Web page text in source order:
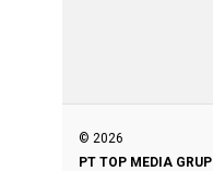
© 2026
PT TOP MEDIA GRUP